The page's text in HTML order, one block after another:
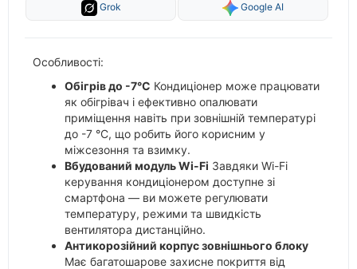
Grok Google AI
Особливості:
Обігрів до -7°C Кондиціонер може працювати
як обігрівач і ефективно опалювати
приміщення навіть при зовнішній температурі
до -7 °С, що робить його корисним у
міжсезоння та взимку.
Вбудований модуль Wi-Fi Завдяки Wi-Fi
керування кондиціонером доступне зі
смартфона — ви можете регулювати
температуру, режими та швидкість
вентилятора дистанційно.
Антикорозійний корпус зовнішнього блоку
Має багатошарове захисне покриття від